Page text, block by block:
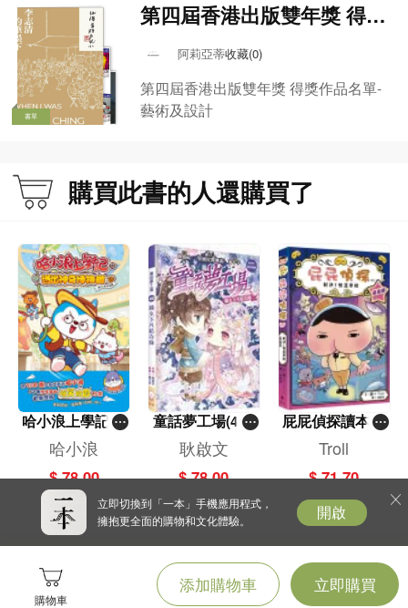
購物車
添加購物車 立即購買
近年主力推動香港動畫文化創意產業及策劃動漫展覽。現任「香港動畫業及文化
協會」秘書長、ifva動畫組評審以及「香港動畫支援計劃」策劃兼評委。
書單
第四屆香港出版雙年獎 得獎
作品名單-藝術及設計
阿莉亞蒂收藏(0)
第四屆香港出版雙年獎 得獎作品名單-
藝術及設計
購買此書的人還購買了
哈小浪上學記(1
3)——逃出神奇
博物館
哈小浪
$ 78.00
童話夢工場(40)
——織女下凡結
奇緣
耿啟文
$ 78.00
屁屁偵探讀本(1
3)－－對決！怪
篇）
Troll
$ 71.70
立即切換到「一本」手機應用程式，
擁抱更全面的購物和文化體驗。
開啟